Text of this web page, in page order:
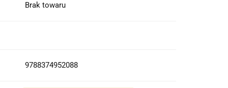
Brak towaru
9788374952088